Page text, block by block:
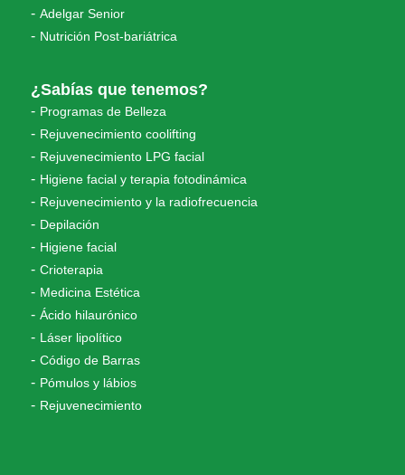
Adelgar Senior
Nutrición Post-bariátrica
¿Sabías que tenemos?
Programas de Belleza
Rejuvenecimiento coolifting
Rejuvenecimiento LPG facial
Higiene facial y terapia fotodinámica
Rejuvenecimiento y la radiofrecuencia
Depilación
Higiene facial
Crioterapia
Medicina Estética
Ácido hilaurónico
Láser lipolítico
Código de Barras
Pómulos y lábios
Rejuvenecimiento